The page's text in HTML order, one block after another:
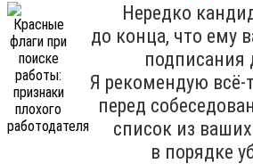
Нередко
до конца, что ему
подписания
Я рекомендую всё-
перед
список из
в порядке